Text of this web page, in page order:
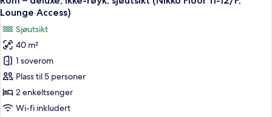
Access)
røyk,
balkong
(Nikko
Floor
11-
12/F,
Lounge
alle
bildene
av
Rom
–
deluxe,
ikke-
røyk,
Lounge Access)
Sjøutsikt
40 m²
1 soverom
Plass til 5 personer
2 enkeltsenger
Wi-fi inkludert